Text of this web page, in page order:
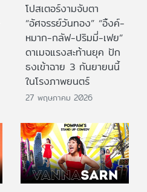
โปสเตอร์งามจับตา
“อัศจรรย์วันทอง” “อิ้งค์-
หมาก-กลัฟ-ปริมมี่-เฟย”
ดาเมจแรงสะท้านยุค ปัก
ธงเข้าฉาย 3 กันยายนนี้
ในโรงภาพยนตร์
27 พฤษภาคม 2026